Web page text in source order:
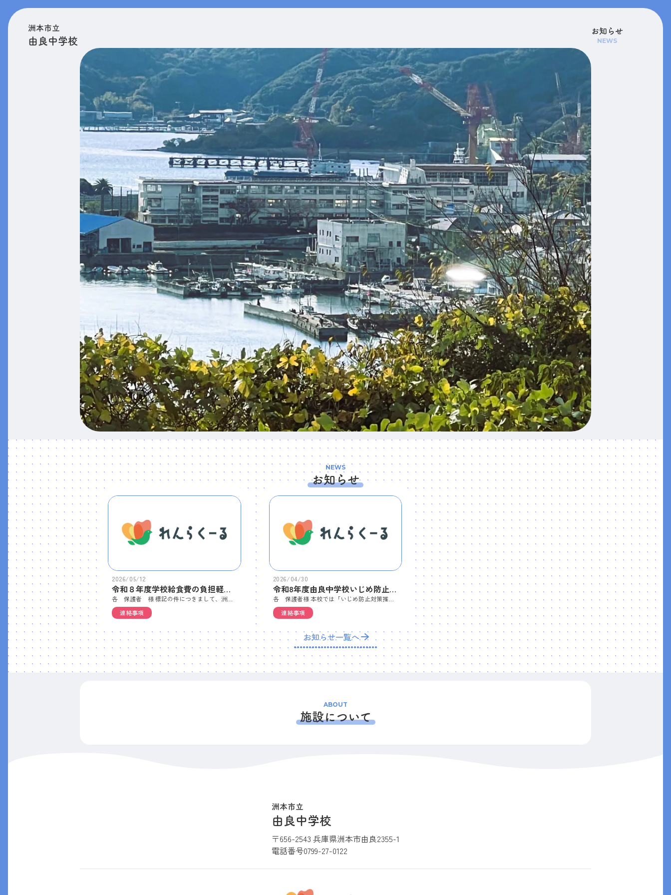
洲本市立
由良中学校
お知らせ
NEWS
NEWS
お知らせ
2026/05/12
令和８年度学校給食費の負担軽減の実施について
連絡事項
2026/04/30
令和8年度由良中学校いじめ防止基本方針について
各 保護者様 本校では「いじめ防止対策推進法」に基づき、すべての生徒が安心して学校生活を送ることができるよう、「いじめ防止基本方針」を策定・改定いたしました。いじめは、決して許されない行為であり、どの子どもにも、どの学校でも起こりうるものです。本校では本方針に基づき、教職員一丸となって未然防止と早期発見に努めてまいります。つきましては、添付の資料にて内容をご確認いただき、ご家庭におかれましても、お子様の様子に不安な点などがございましたら、いつでも学校までご相談ください。
連絡事項
お知らせ一覧へ
ABOUT
施設について
洲本市立
由良中学校
〒656-2543 兵庫県洲本市由良2355-1
電話番号0799-27-0122